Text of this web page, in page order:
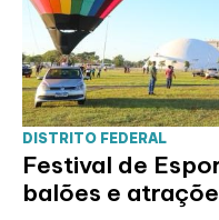
DISTRITO FEDERAL
Festival de
balões e